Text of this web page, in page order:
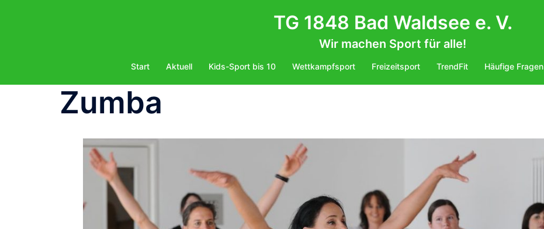
TG 1848 Bad Waldsee e. V.
Wir machen Sport für alle!
Start Aktuell Kids-Sport bis 10 Wettkampfsport Freizeitsport TrendFit Häufige Fragen
Zumba